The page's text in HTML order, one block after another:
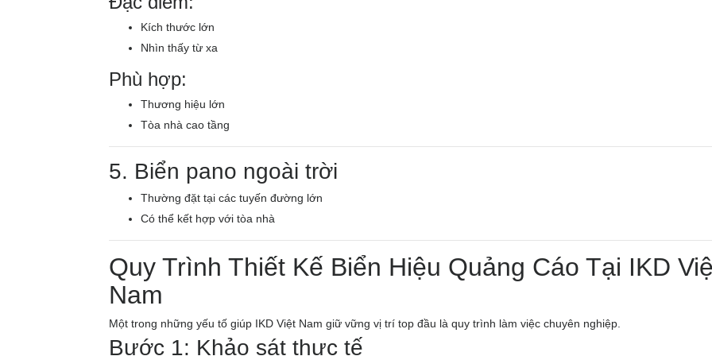
Kích thước lớn
Nhìn thấy từ xa
Phù hợp:
Thương hiệu lớn
Tòa nhà cao tầng
5. Biển pano ngoài trời
Thường đặt tại các tuyến đường lớn
Có thể kết hợp với tòa nhà
Quy Trình Thiết Kế Biển Hiệu Quảng Cáo Tại IKD
Nam
Một trong những yếu tố giúp IKD Việt Nam giữ vững vị trí top đầu là quy trình làm việc chuyên nghiệp.
Bước 1: Khảo sát thực tế